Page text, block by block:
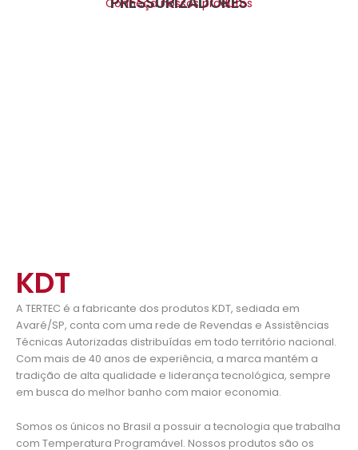
Conheça nossos produtos
KDT
A TERTEC é a fabricante dos produtos KDT, sediada em
Avaré/SP, conta com uma rede de Revendas e Assistências
Técnicas Autorizadas distribuídas em todo território nacional.
Com mais de 40 anos de experiência, a marca mantém a
tradição de alta qualidade e liderança tecnológica, sempre
em busca do melhor banho com maior economia.
Somos os únicos no Brasil a possuir a tecnologia que trabalha
com Temperatura Programável. Nossos produtos são os